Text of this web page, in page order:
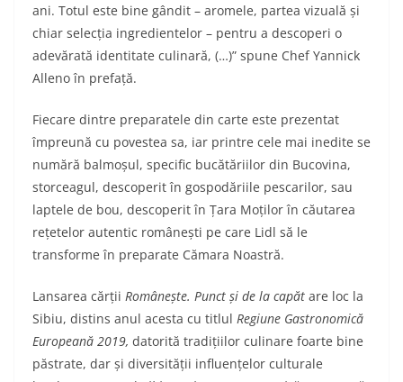
ani. Totul este bine gândit – aromele, partea vizuală și
chiar selecția ingredientelor – pentru a descoperi o
adevărată identitate culinară, (…)” spune Chef Yannick
Alleno în prefață.
Fiecare dintre preparatele din carte este prezentat
împreună cu povestea sa, iar printre cele mai inedite se
numără balmoșul, specific bucătăriilor din Bucovina,
storceagul, descoperit în gospodăriile pescarilor, sau
laptele de bou, descoperit în Țara Moților în căutarea
rețetelor autentic românești pe care Lidl să le
transforme în preparate Cămara Noastră.
Lansarea cărții Românește. Punct și de la capăt are loc la
Sibiu, distins anul acesta cu titlul Regiune Gastronomică
Europeană 2019, datorită tradițiilor culinare foarte bine
păstrate, dar și diversității influențelor culturale